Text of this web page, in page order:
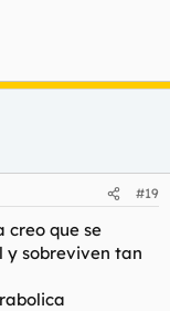
#19
creo que se
y sobreviven tan